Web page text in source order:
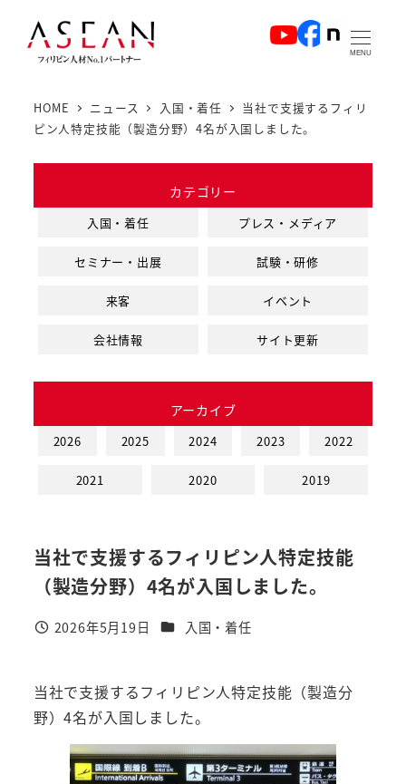
MENU
HOME ニュース 入国・着任
当社で支援するフィリ
ピン人特定技能（製造分野）4名が入国しました。
カテゴリー
入国・着任 プレス・メディア
セミナー・出展 試験・研修
来客 イベント
会社情報 サイト更新
アーカイブ
2026 2025 2024 2023 2022
2021 2020 2019
当社で支援するフィリピン人特定技能
（製造分野）4名が入国しました。
投稿日
2026年5月19日 カテゴリー
入国・着任
当社で支援するフィリピン人特定技能（製造分
野）4名が入国しました。